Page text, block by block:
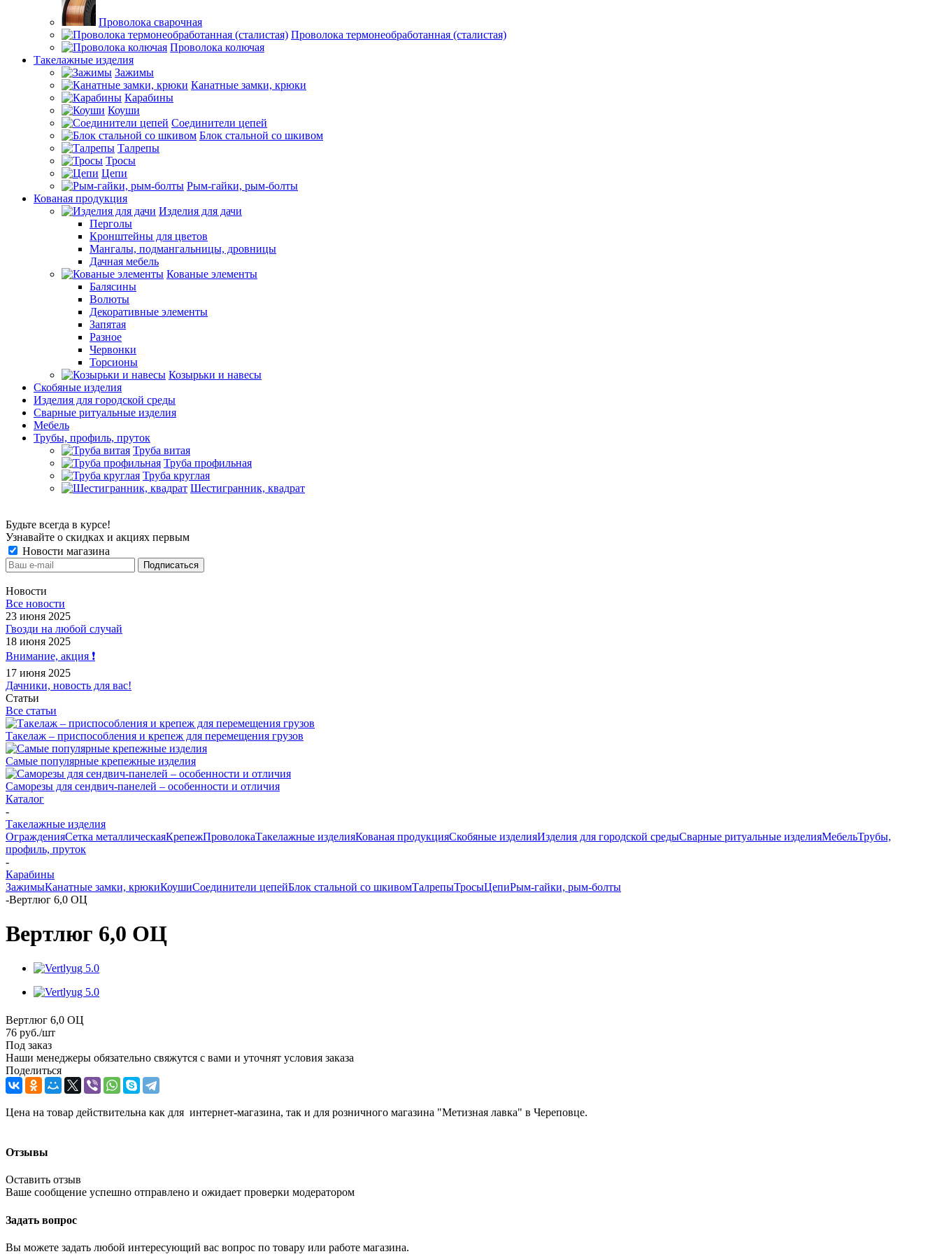
Проволока сварочная
Проволока термонеобработанная (сталистая)
Проволока колючая
Такелажные изделия
Зажимы
Канатные замки, крюки
Карабины
Коуши
Соединители цепей
Блок стальной со шкивом
Талрепы
Тросы
Цепи
Рым-гайки, рым-болты
Кованая продукция
Изделия для дачи
Перголы
Кронштейны для цветов
Мангалы, подмангальницы, дровницы
Дачная мебель
Кованые элементы
Балясины
Волюты
Декоративные элементы
Запятая
Разное
Червонки
Торсионы
Козырьки и навесы
Скобяные изделия
Изделия для городской среды
Сварные ритуальные изделия
Мебель
Трубы, профиль, пруток
Труба витая
Труба профильная
Труба круглая
Шестигранник, квадрат
Будьте всегда в курсе!
Узнавайте о скидках и акциях первым
Новости магазина
Новости
Все новости
23 июня 2025
Гвозди на любой случай
18 июня 2025
Внимание, акция ❗️
17 июня 2025
Дачники, новость для вас!
Статьи
Все статьи
Такелаж – приспособления и крепеж для перемещения грузов
Самые популярные крепежные изделия
Саморезы для сендвич-панелей – особенности и отличия
Каталог
-
Такелажные изделия
ОгражденияСетка металлическаяКрепежПроволокаТакелажные изделияКованая продукцияСкобяные изделияИзделия для городской средыСварные ритуальные изделияМебельТрубы,
профиль, пруток
-
Карабины
ЗажимыКанатные замки, крюкиКоушиСоединители цепейБлок стальной со шкивомТалрепыТросыЦепиРым-гайки, рым-болты
-Вертлюг 6,0 ОЦ
Вертлюг 6,0 ОЦ
Вертлюг 6,0 ОЦ
76 руб./шт
Под заказ
Наши менеджеры обязательно свяжутся с вами и уточнят условия заказа
Поделиться
Цена на товар действительна как для интернет-магазина, так и для розничного магазина "Метизная лавка" в Череповце.
Отзывы
Оставить отзыв
Ваше сообщение успешно отправлено и ожидает проверки модератором
Задать вопрос
Вы можете задать любой интересующий вас вопрос по товару или работе магазина.